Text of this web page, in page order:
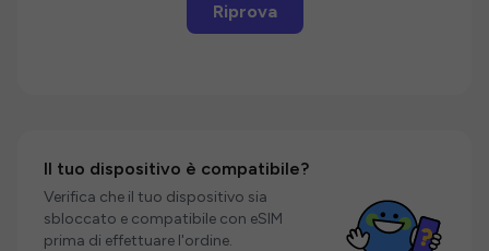
Riprova
Il tuo dispositivo è compatibile?
Verifica che il tuo dispositivo sia
sbloccato e compatibile con eSIM
prima di effettuare l'ordine.